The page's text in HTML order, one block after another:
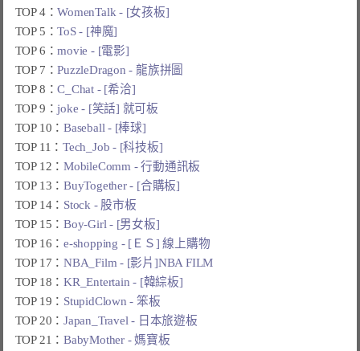
TOP 4：WomenTalk - [女孩板]
TOP 5：ToS - [神魔]
TOP 6：movie - [電影]
TOP 7：PuzzleDragon - 龍族拼圖
TOP 8：C_Chat - [希洽]
TOP 9：joke - [笑話] 就可板
TOP 10：Baseball - [棒球]
TOP 11：Tech_Job - [科技板]
TOP 12：MobileComm - 行動通訊板
TOP 13：BuyTogether - [合購板]
TOP 14： Stock - 股市板
TOP 15：Boy-Girl - [男女板]
TOP 16：e-shopping - [ＥＳ] 線上購物
TOP 17：NBA_Film - [影片]NBA FILM
TOP 18：KR_Entertain - [韓綜板]
TOP 19： StupidClown - 笨板
TOP 20：Japan_Travel - 日本旅遊板
TOP 21：BabyMother - 媽寶板